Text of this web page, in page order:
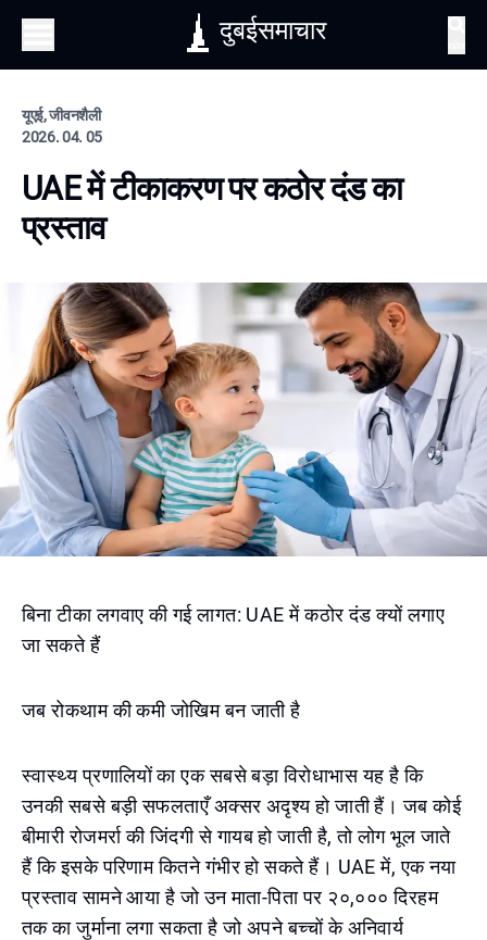
दुबईसमाचार
यूएई, जीवनशैली
2026. 04. 05
UAE में टीकाकरण पर कठोर दंड का
प्रस्ताव
बिना टीका लगवाए की गई लागत: UAE में कठोर दंड क्यों लगाए
जा सकते हैं
जब रोकथाम की कमी जोखिम बन जाती है
स्वास्थ्य प्रणालियों का एक सबसे बड़ा विरोधाभास यह है कि
उनकी सबसे बड़ी सफलताएँ अक्सर अदृश्य हो जाती हैं। जब कोई
बीमारी रोजमर्रा की जिंदगी से गायब हो जाती है, तो लोग भूल जाते
हैं कि इसके परिणाम कितने गंभीर हो सकते हैं। UAE में, एक नया
प्रस्ताव सामने आया है जो उन माता-पिता पर २०,००० दिरहम
तक का जुर्माना लगा सकता है जो अपने बच्चों के अनिवार्य